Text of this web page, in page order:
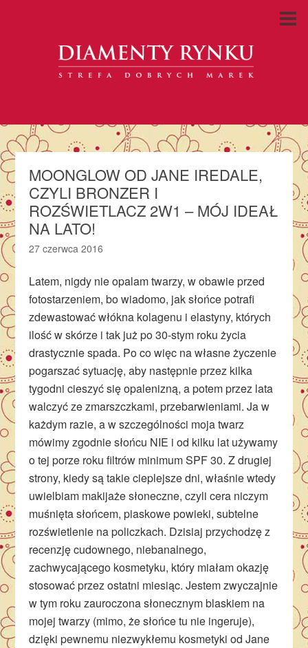
MOONGLOW OD JANE IREDALE,
CZYLI BRONZER I
ROZŚWIETLACZ 2W1 – MÓJ IDEAŁ
NA LATO!
27 czerwca 2016
Latem, nigdy nie opalam twarzy, w obawie przed
fotostarzeniem, bo wiadomo, jak słońce potrafi
zdewastować włókna kolagenu i elastyny, których
ilość w skórze i tak już po 30-stym roku życia
drastycznie spada. Po co więc na własne życzenie
pogarszać sytuację, aby następnie przez kilka
tygodni cieszyć się opalenizną, a potem przez lata
walczyć ze zmarszczkami, przebarwieniami. Ja w
każdym razie, a w szczególności moja twarz
mówimy zgodnie słońcu NIE i od kilku lat używamy
o tej porze roku filtrów minimum SPF 30. Z drugiej
strony, kiedy są takie cieplejsze dni, właśnie wtedy
uwielbiam makijaże słoneczne, czyli cera niczym
muśnięta słońcem, piaskowe powieki, subtelne
rozświetlenie na policzkach. Dzisiaj przychodzę z
recenzję cudownego, niebanalnego,
zachwycającego kosmetyku, który miałam okazję
stosować przez ostatni miesiąc. Jestem zwyczajnie
w tym roku zauroczona słonecznym blaskiem na
mojej twarzy (mimo, że słońce tu nie ingeruje),
dzięki pewnemu niezwykłemu kosmetyki od Jane